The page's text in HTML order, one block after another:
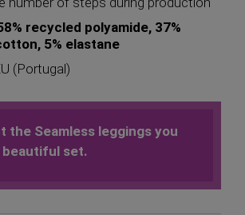
recycled polyamide, 37%
5% elastane
(Portugal)
the Seamless leggings you
beautiful set.